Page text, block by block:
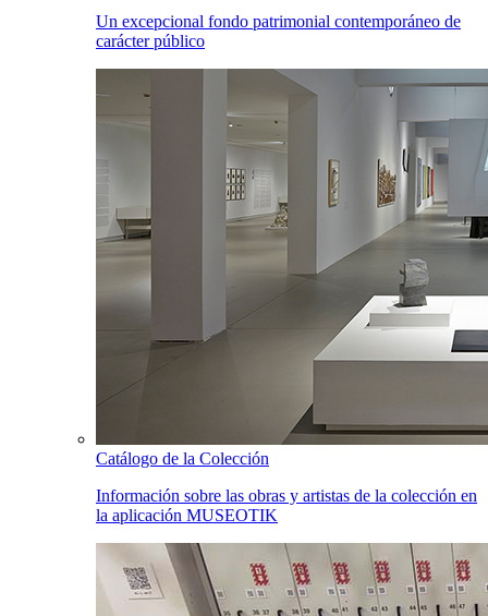
Un excepcional fondo patrimonial contemporáneo de
carácter público
Catálogo de la Colección
Información sobre las obras y artistas de la colección en
la aplicación MUSEOTIK